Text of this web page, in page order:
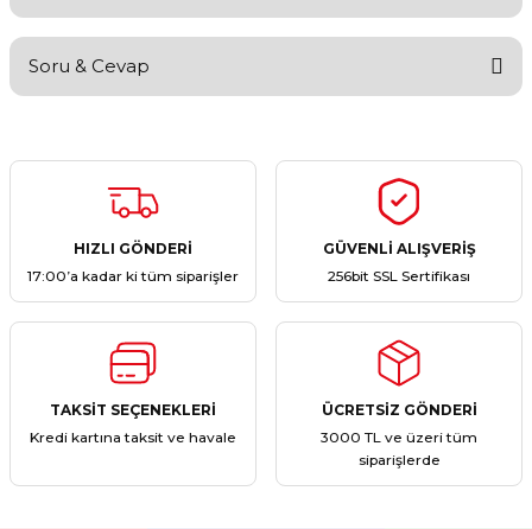
Yorum Yaz
Soru & Cevap
Ürün hakkında henüz soru sorulmamış.
HIZLI GÖNDERİ
17:00’a kadar ki tüm siparişler
GÜVENLİ ALIŞVERİŞ
256bit SSL Sertifikası
TAKSİT SEÇENEKLERİ
Kredi kartına taksit ve havale
ÜCRETSİZ GÖNDERİ
3000 TL ve üzeri tüm
siparişlerde